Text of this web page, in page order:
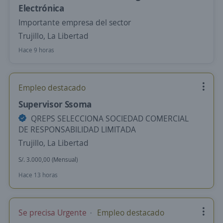
Electrónica
Importante empresa del sector
Trujillo, La Libertad
Hace 9 horas
Empleo destacado
Supervisor Ssoma
QREPS SELECCIONA SOCIEDAD COMERCIAL
DE RESPONSABILIDAD LIMITADA
Trujillo, La Libertad
S/. 3.000,00 (Mensual)
Hace 13 horas
Se precisa Urgente Empleo destacado